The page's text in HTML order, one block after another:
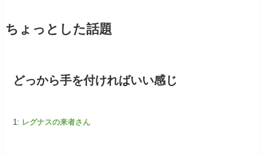
ちょっとした話題
どっから手を付ければいい感じ
1: レグナスの来者さん